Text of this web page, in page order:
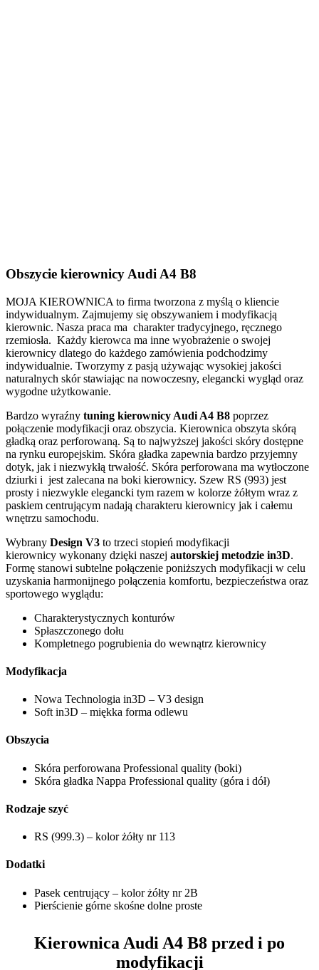
Obszycie kierownicy Audi A4 B8
MOJA KIEROWNICA to firma tworzona z myślą o kliencie
indywidualnym. Zajmujemy się obszywaniem i modyfikacją
kierownic. Nasza praca ma charakter tradycyjnego, ręcznego
rzemiosła. Każdy kierowca ma inne wyobrażenie o swojej
kierownicy dlatego do każdego zamówienia podchodzimy
indywidualnie. Tworzymy z pasją używając wysokiej jakości
naturalnych skór stawiając na nowoczesny, elegancki wygląd oraz
wygodne użytkowanie.
Bardzo wyraźny tuning kierownicy Audi A4 B8 poprzez
połączenie modyfikacji oraz obszycia. Kierownica obszyta skórą
gładką oraz perforowaną. Są to najwyższej jakości skóry dostępne
na rynku europejskim. Skóra gładka zapewnia bardzo przyjemny
dotyk, jak i niezwykłą trwałość. Skóra perforowana ma wytłoczone
dziurki i jest zalecana na boki kierownicy. Szew RS (993) jest
prosty i niezwykle elegancki tym razem w kolorze żółtym wraz z
paskiem centrującym nadają charakteru kierownicy jak i całemu
wnętrzu samochodu.
Wybrany Design V3 to trzeci stopień modyfikacji
kierownicy wykonany dzięki naszej autorskiej metodzie in3D.
Formę stanowi subtelne połączenie poniższych modyfikacji w celu
uzyskania harmonijnego połączenia komfortu, bezpieczeństwa oraz
sportowego wyglądu:
Charakterystycznych konturów
Spłaszczonego dołu
Kompletnego pogrubienia do wewnątrz kierownicy
Modyfikacja
Nowa Technologia in3D – V3 design
Soft in3D – miękka forma odlewu
Obszycia
Skóra perforowana Professional quality (boki)
Skóra gładka Nappa Professional quality (góra i dół)
Rodzaje szyć
RS (999.3) – kolor żółty nr 113
Dodatki
Pasek centrujący – kolor żółty nr 2B
Pierścienie górne skośne dolne proste
Kierownica Audi A4 B8 przed i po
modyfikacji